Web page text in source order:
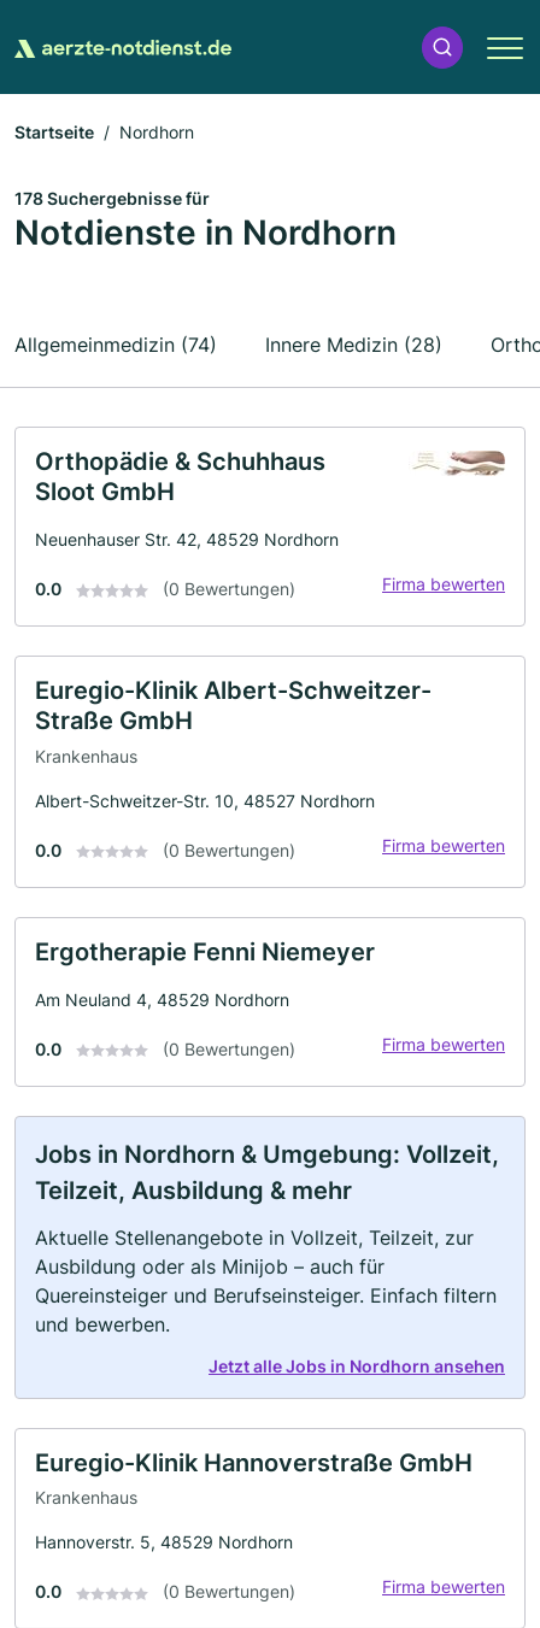
Startseite Nordhorn
178 Suchergebnisse für
Notdienste in Nordhorn
Allgemeinmedizin (74) Innere Medizin (28)
Orthopädie & Schuhhaus
Sloot GmbH
Neuenhauser Str. 42, 48529 Nordhorn
0.0 (0 Bewertungen) Firma bewerten
Euregio-Klinik Albert-Schweitzer-
Straße GmbH
Krankenhaus
Albert-Schweitzer-Str. 10, 48527 Nordhorn
0.0 (0 Bewertungen) Firma bewerten
Ergotherapie Fenni Niemeyer
Am Neuland 4, 48529 Nordhorn
0.0 (0 Bewertungen) Firma bewerten
Jobs in Nordhorn & Umgebung: Vollzeit,
Teilzeit, Ausbildung & mehr
Aktuelle Stellenangebote in Vollzeit, Teilzeit, zur
Ausbildung oder als Minijob – auch für
Quereinsteiger und Berufseinsteiger. Einfach filtern
und bewerben.
Jetzt alle Jobs in Nordhorn ansehen
Euregio-Klinik Hannoverstraße GmbH
Krankenhaus
Hannoverstr. 5, 48529 Nordhorn
0.0 (0 Bewertungen) Firma bewerten